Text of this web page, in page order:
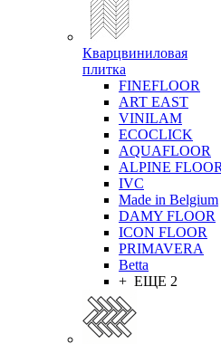
Кварцвиниловая
плитка
FINEFLOOR
ART EAST
VINILAM
ECOCLICK
AQUAFLOOR
ALPINE FLOOR
IVC
Made in Belgium
DAMY FLOOR
ICON FLOOR
PRIMAVERA
Betta
+ ЕЩЕ 2